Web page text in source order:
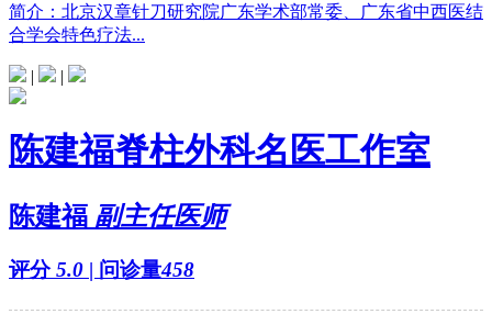
简介：北京汉章针刀研究院广东学术部常委、广东省中西医结
合学会特色疗法...
| |
陈建福脊柱外科名医工作室
陈建福 副主任医师
评分5.0 | 问诊量458